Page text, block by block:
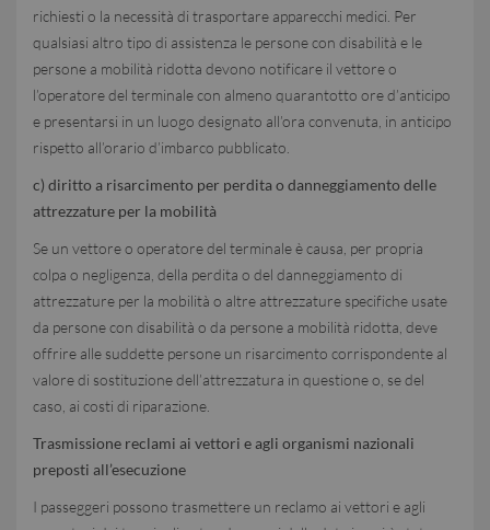
richiesti o la necessità di trasportare apparecchi medici. Per
qualsiasi altro tipo di assistenza le persone con disabilità e le
persone a mobilità ridotta devono notificare il vettore o
l’operatore del terminale con almeno quarantotto ore d’anticipo
e presentarsi in un luogo designato all’ora convenuta, in anticipo
rispetto all’orario d’imbarco pubblicato.
c) diritto a risarcimento per perdita o danneggiamento delle
attrezzature per la mobilità
Se un vettore o operatore del terminale è causa, per propria
colpa o negligenza, della perdita o del danneggiamento di
attrezzature per la mobilità o altre attrezzature specifiche usate
da persone con disabilità o da persone a mobilità ridotta, deve
offrire alle suddette persone un risarcimento corrispondente al
valore di sostituzione dell’attrezzatura in questione o, se del
caso, ai costi di riparazione.
Trasmissione reclami ai vettori e agli organismi nazionali
preposti all’esecuzione
I passeggeri possono trasmettere un reclamo ai vettori e agli